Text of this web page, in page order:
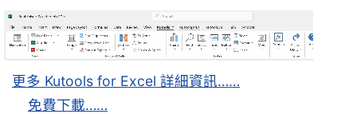
更多 Kutools for Excel 詳細資訊……
免費下載……